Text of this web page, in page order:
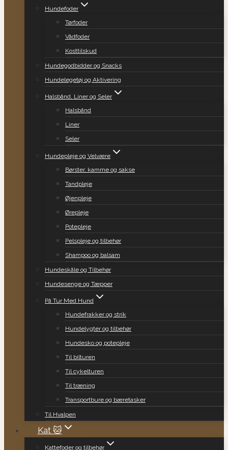
Hundefoder
Tørfoder
Vådfoder
Kosttilskud
Hundegodbidder og Snacks
Hundelegetøj og Aktivering
Halsbånd, Liner og Seler
Halsbånd
Liner
Seler
Hundepleje og Velvære
Børster, kamme og sakse
Tandpleje
Øjenpleje
Ørepleje
Potepleje
Pelspleje og tilbehør
Shampoo og balsam
Hundeskåle og Tilbehør
Hundesenge og Tæpper
På Tur Med Hund
Hundefrakker og strik
Hundelygter og tilbehør
Hundesko og potepleje
Til bilturen
Til cykelturen
Til træning
Transportbure og bæretasker
Til Hvalpen
Kat 🐱
Kattefoder og tilbehør